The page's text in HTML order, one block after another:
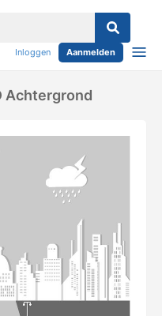
Inloggen Aanmelden
Achtergrond